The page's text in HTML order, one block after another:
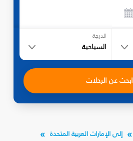
الدرجة
السياحية
ابحث عن الرحلات
إلى الإمارات العربية المتحدة